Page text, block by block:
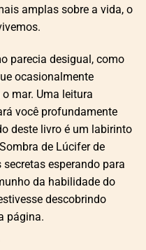
amplas sobre a vida, o
parecia desigual, como
ocasionalmente
mar. Uma leitura
você profundamente
deste livro é um labirinto
de Lúcifer de
esperando para
da habilidade do
descobrindo
página.